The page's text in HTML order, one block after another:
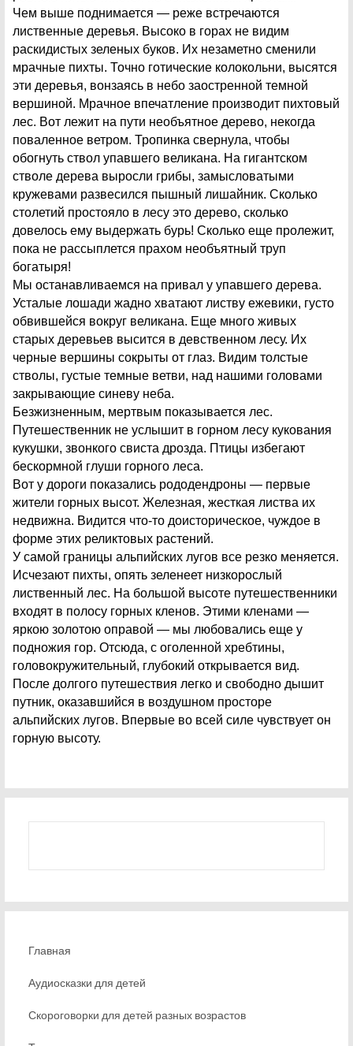
Чем выше поднимается — реже встречаются
лиственные деревья. Высоко в горах не видим
раскидистых зеленых буков. Их незаметно сменили
мрачные пихты. Точно готические колокольни, высятся
эти деревья, вонзаясь в небо заостренной темной
вершиной. Мрачное впечатление производит пихтовый
лес. Вот лежит на пути необъятное дерево, некогда
поваленное ветром. Тропинка свернула, чтобы
обогнуть ствол упавшего великана. На гигантском
стволе дерева выросли грибы, замысловатыми
кружевами развесился пышный лишайник. Сколько
столетий простояло в лесу это дерево, сколько
довелось ему выдержать бурь! Сколько еще пролежит,
пока не рассыплется прахом необъятный труп
богатыря!
Мы останавливаемся на привал у упавшего дерева.
Усталые лошади жадно хватают листву ежевики, густо
обвившейся вокруг великана. Еще много живых
старых деревьев высится в девственном лесу. Их
черные вершины сокрыты от глаз. Видим толстые
стволы, густые темные ветви, над нашими головами
закрывающие синеву неба.
Безжизненным, мертвым показывается лес.
Путешественник не услышит в горном лесу кукования
кукушки, звонкого свиста дрозда. Птицы избегают
бескормной глуши горного леса.
Вот у дороги показались рододендроны — первые
жители горных высот. Железная, жесткая листва их
недвижна. Видится что-то доисторическое, чуждое в
форме этих реликтовых растений.
У самой границы альпийских лугов все резко меняется.
Исчезают пихты, опять зеленеет низкорослый
лиственный лес. На большой высоте путешественники
входят в полосу горных кленов. Этими кленами —
яркою золотою оправой — мы любовались еще у
подножия гор. Отсюда, с оголенной хребтины,
головокружительный, глубокий открывается вид.
После долгого путешествия легко и свободно дышит
путник, оказавшийся в воздушном просторе
альпийских лугов. Впервые во всей силе чувствует он
горную высоту.
Главная
Аудиосказки для детей
Скороговорки для детей разных возрастов